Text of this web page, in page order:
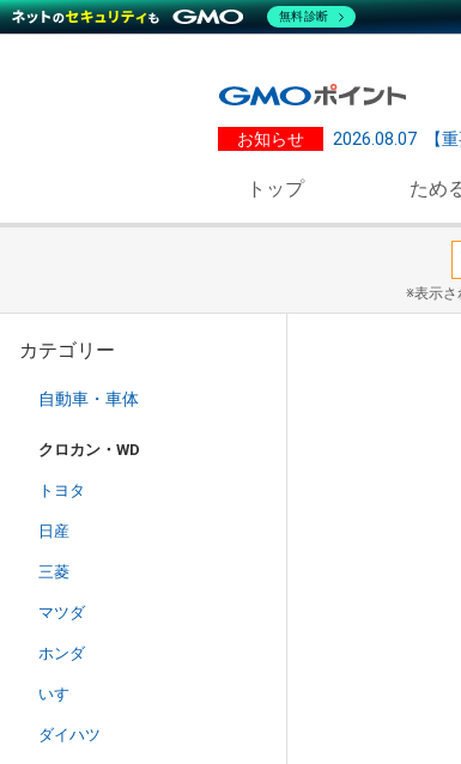
お知らせ 2026.08.07 【
トップ ため
※表示さ
カテゴリー
自動車・車体
クロカン・WD
トヨタ
日産
三菱
マツダ
ホンダ
いすゞ
ダイハツ
無料診断